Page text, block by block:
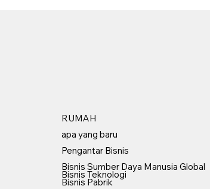
RUMAH
apa yang baru
Pengantar Bisnis
Bisnis Sumber Daya Manusia Global
Bisnis Teknologi
Bisnis Pabrik